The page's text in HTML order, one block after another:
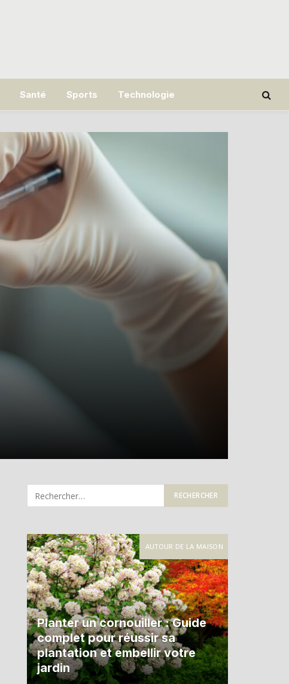
Santé Sports Technologie
AUTOUR DE LA MAISON
Planter un cornouiller : Guide
complet pour réussir sa
plantation et embellir votre
jardin